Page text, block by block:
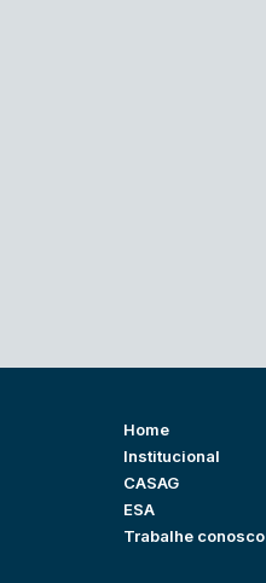
Home
Institucional
CASAG
ESA
Trabalhe conosco